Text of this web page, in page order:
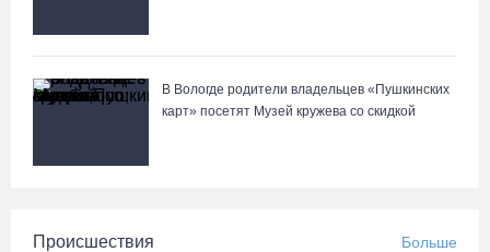
В Вологде родители владельцев «Пушкинских
карт» посетят Музей кружева со скидкой
Происшествия Больше